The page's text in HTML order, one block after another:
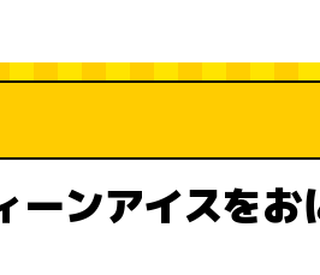
ーンアイスをお